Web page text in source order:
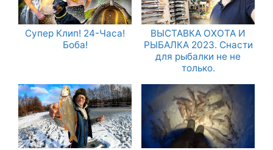
Супер Клип! 24-Часа!
Боба!
ВЫСТАВКА ОХОТА И
РЫБАЛКА 2023. Снасти
для рыбалки не не
только.